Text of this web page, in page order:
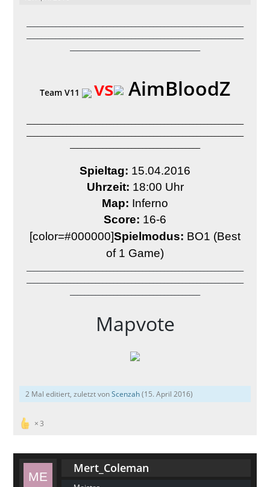
Team V11 vs AimBloodZ
Spieltag: 15.04.2016
Uhrzeit: 18:00 Uhr
Map: Inferno
Score: 16-6
[color=#000000]Spielmodus: BO1 (Best
of 1 Game)
Mapvote
2 Mal editiert, zuletzt vonScenzah(15. April 2016)
3
Mert_Coleman